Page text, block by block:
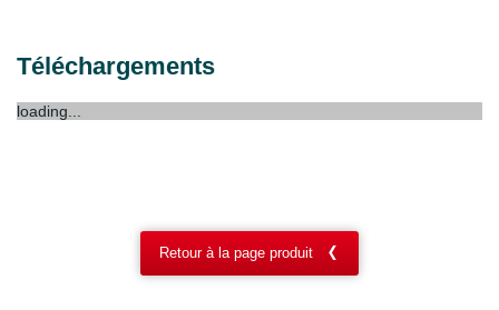
Téléchargements
loading...
Retour à la page produit